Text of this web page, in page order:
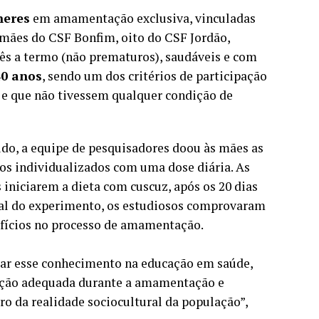
em amamentação exclusiva, vinculadas
do CSF Bonfim, oito do CSF Jordão,
a termo (não prematuros), saudáveis e com
anos, sendo um dos critérios de participação
que não tivessem qualquer condição de
a equipe de pesquisadores doou às mães as
individualizados com uma dose diária. As
a dieta com cuscuz, após os 20 dias
do experimento, os estudiosos comprovaram
no processo de amamentação.
esse conhecimento na educação em saúde,
adequada durante a amamentação e
da realidade sociocultural da população”,